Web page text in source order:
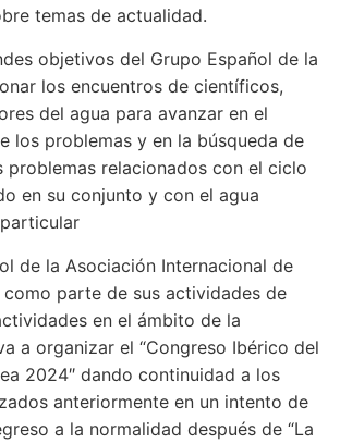
temas de actualidad.
objetivos del Grupo Español de la
los encuentros de científicos,
del agua para avanzar en el
los problemas y en la búsqueda de
problemas relacionados con el ciclo
en su conjunto y con el agua
de la Asociación Internacional de
parte de sus actividades de
en el ámbito de la
a organizar el “Congreso Ibérico del
2024″ dando continuidad a los
anteriormente en un intento de
a la normalidad después de “La